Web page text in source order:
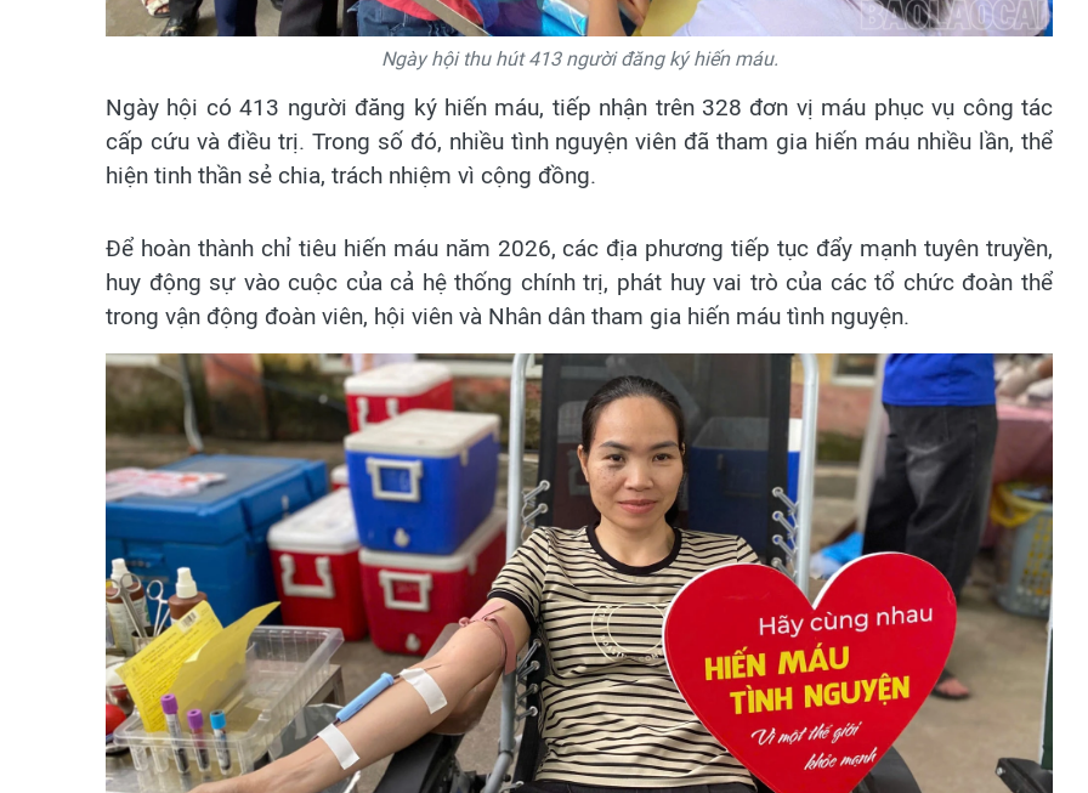
Ngày hội thu hút 413 người đăng ký hiến máu.
Ngày hội có 413 người đăng ký hiến máu, tiếp nhận trên 328 đơn vị máu phục vụ công tác
cấp cứu và điều trị. Trong số đó, nhiều tình nguyện viên đã tham gia hiến máu nhiều lần, thể
hiện tinh thần sẻ chia, trách nhiệm vì cộng đồng.
Để hoàn thành chỉ tiêu hiến máu năm 2026, các địa phương tiếp tục đẩy mạnh tuyên truyền,
huy động sự vào cuộc của cả hệ thống chính trị, phát huy vai trò của các tổ chức đoàn thể
trong vận động đoàn viên, hội viên và Nhân dân tham gia hiến máu tình nguyện.